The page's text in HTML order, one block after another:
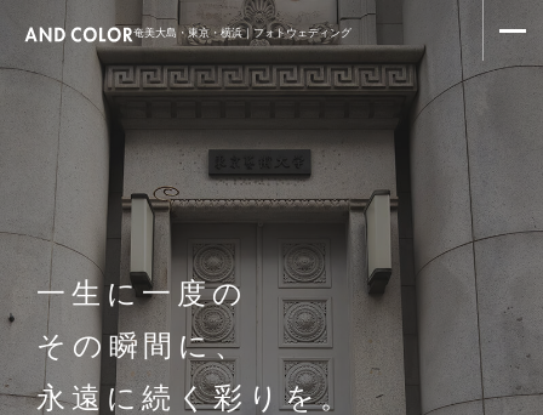
奄美大島・東京・横浜｜フォトウェディング
一生に一度の
その瞬間に、
永遠に続く彩りを。